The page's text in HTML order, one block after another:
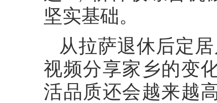
坚实基础。
从拉萨退休后定
视频分享家乡的变
活品质还会越来越